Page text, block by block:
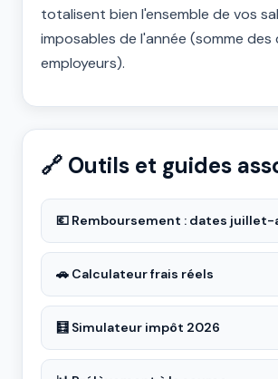
totalisent bien l'ensemble de vos
imposables de l'année (somme des
employeurs).
🔗 Outils et guides
💶 Remboursement : dates juillet-
🚗 Calculateur frais réels
🧮 Simulateur impôt 2026